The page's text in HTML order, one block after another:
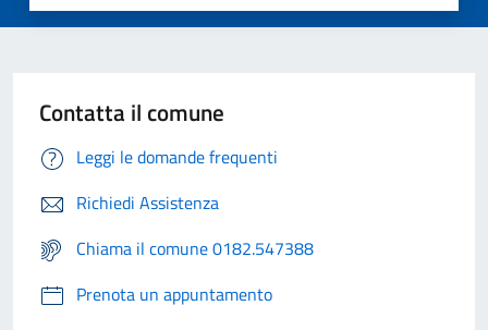
Contatta il comune
Leggi le domande frequenti
Richiedi Assistenza
Chiama il comune 0182.547388
Prenota un appuntamento